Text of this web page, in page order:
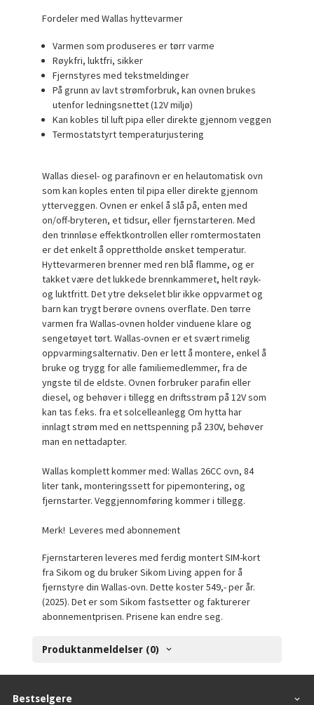
Fordeler med Wallas hyttevarmer
Varmen som produseres er tørr varme
Røykfri, luktfri, sikker
Fjernstyres med tekstmeldinger
På grunn av lavt strømforbruk, kan ovnen brukes
utenfor ledningsnettet (12V miljø)
Kan kobles til luft pipa eller direkte gjennom veggen
Termostatstyrt temperaturjustering
Wallas diesel- og parafinovn er en helautomatisk ovn
som kan koples enten til pipa eller direkte gjennom
ytterveggen. Ovnen er enkel å slå på, enten med
on/off-bryteren, et tidsur, eller fjernstarteren. Med
den trinnløse effektkontrollen eller romtermostaten
er det enkelt å opprettholde ønsket temperatur.
Hyttevarmeren brenner med ren blå flamme, og er
takket være det lukkede brennkammeret, helt røyk-
og luktfritt. Det ytre dekselet blir ikke oppvarmet og
barn kan trygt berøre ovnens overflate. Den tørre
varmen fra Wallas-ovnen holder vinduene klare og
sengetøyet tørt. Wallas-ovnen er et svært rimelig
oppvarmingsalternativ. Den er lett å montere, enkel å
bruke og trygg for alle familiemedlemmer, fra de
yngste til de eldste. Ovnen forbruker parafin eller
diesel, og behøver i tillegg en driftsstrøm på 12V som
kan tas f.eks. fra et solcelleanlegg Om hytta har
innlagt strøm med en nettspenning på 230V, behøver
man en nettadapter.
Wallas komplett kommer med: Wallas 26CC ovn, 84
liter tank, monteringssett for pipemontering, og
fjernstarter. Veggjennomføring kommer i tillegg.
Merk! Leveres med abonnement
Fjernstarteren leveres med ferdig montert SIM-kort
fra Sikom og du bruker Sikom Living appen for å
fjernstyre din Wallas-ovn. Dette koster 549,- per år.
(2025). Det er som Sikom fastsetter og fakturerer
abonnementprisen. Prisene kan endre seg.
Produktanmeldelser (0)
Bestselgere